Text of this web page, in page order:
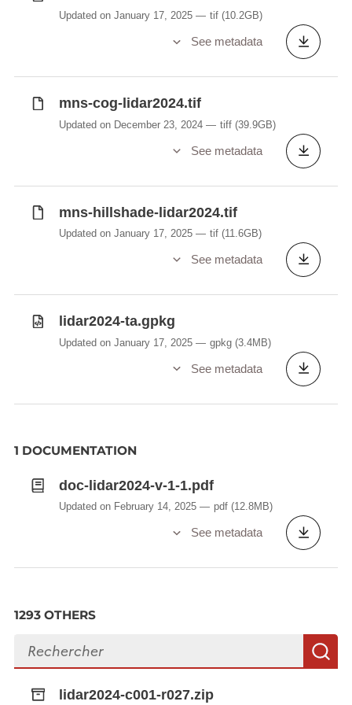
Updated on January 17, 2025 tif (10.2GB)
See metadata
mns-cog-lidar2024.tif
Updated on December 23, 2024 tiff (39.9GB)
See metadata
mns-hillshade-lidar2024.tif
Updated on January 17, 2025 tif (11.6GB)
See metadata
lidar2024-ta.gpkg
Updated on January 17, 2025 gpkg (3.4MB)
See metadata
1 DOCUMENTATION
doc-lidar2024-v-1-1.pdf
Updated on February 14, 2025 pdf (12.8MB)
See metadata
1293 OTHERS
Search files
lidar2024-c001-r027.zip